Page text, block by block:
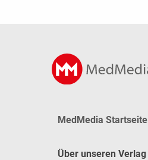
MedMedia Startseite
Über unseren Verlag